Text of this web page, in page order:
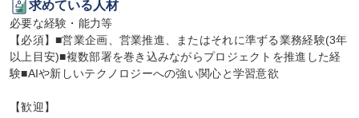
求めている人材
必要な経験・能力等
【必須】■営業企画、営業推進、またはそれに準ずる業務経験(3年
以上目安)■複数部署を巻き込みながらプロジェクトを推進した経
験■AIや新しいテクノロジーへの強い関心と学習意欲
【歓迎】